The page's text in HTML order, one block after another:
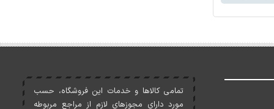
تمامی کالاها و خدمات اين فروشگاه، حسب
مورد دارای مجوزهای لازم از مراجع مربوطه